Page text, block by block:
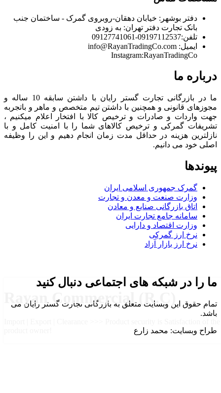
Rayan Commercial (R.C)
دفتر بوشهر: خیابان دهقان-روبروی گمرک - ساختمان جنب
بانک تجارت دفتر تهران: به زودی
تلفن:09197112537-09127741061
ایمیل: info@RayanTradingCo.com
Instagram:RayanTradingCo
درباره ما
ما در بازرگانی تجارت گستر رایان با داشتن سابقه 10 ساله و
مجوزهای قانونی و همچنین با داشتن تیم متخصص و ماهر و باتجربه
جهت واردات و صادرات و ترخیص کالا با افتخار اعلام میکنیم ،
تشریفات گمرکی و ترخیص کالاهای شما را با امنیت کامل و با
نازلترین هزینه در حداقل مدت زمان انجام دهیم و این را وظیفه
اصلی خود می دانیم.
پیوندها
گمرک جمهوری اسلامی ایران
وزارت صنعت و معدن و تجارت
اتاق بازرگانی صنایع و معادن
سامانه جامع تجارت ایران
وزارت اقتصاد و دارایی
نرخ ارز گمرکی
نرخ ارز بازار آزاد
ما را در شبکه های اجتماعی دنبال کنید
تمام حقوق این وبسایت متعلق به بازرگانی تجارت گستر رایان می
باشد.
طراح وبسایت: محمد زارع